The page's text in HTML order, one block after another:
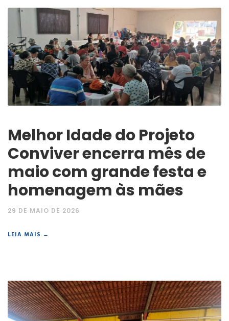
Melhor Idade do Projeto
Conviver encerra mês de
maio com grande festa e
homenagem às mães
29 DE MAIO DE 2026
LEIA MAIS →